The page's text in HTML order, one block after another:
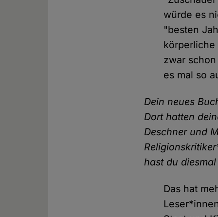
würde es
"besten
körperliche
zwar
es mal so
Dein neues
Dort hatten
Deschner und
hast du
Das hat